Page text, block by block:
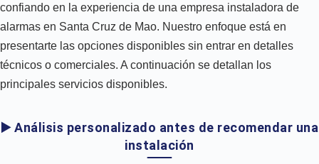
confiando en la experiencia de una empresa instaladora de
alarmas en Santa Cruz de Mao. Nuestro enfoque está en
presentarte las opciones disponibles sin entrar en detalles
técnicos o comerciales. A continuación se detallan los
principales servicios disponibles.
▶️ Análisis personalizado antes de recomendar una
instalación